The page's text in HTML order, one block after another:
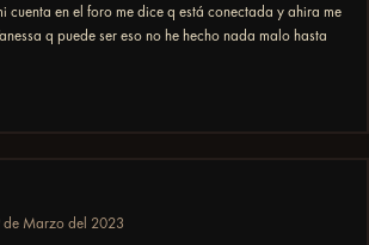
cuenta en el foro me dice q está conectada y ahira me
q puede ser eso no he hecho nada malo hasta
de Marzo del 2023